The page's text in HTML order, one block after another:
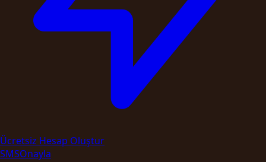
Ücretsiz Hesap Oluştur
SMSOnayla